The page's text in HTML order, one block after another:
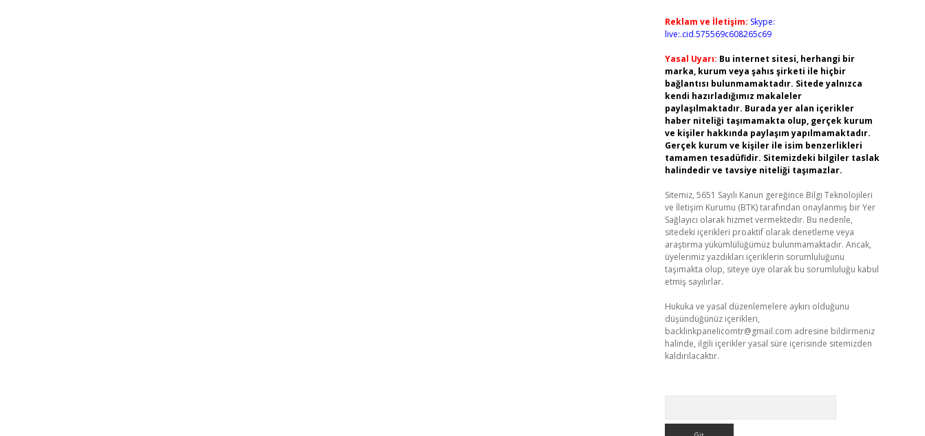
Reklam ve İletişim: Skype:
live:.cid.575569c608265c69
Yasal Uyarı: Bu internet sitesi, herhangi bir
marka, kurum veya şahıs şirketi ile hiçbir
bağlantısı bulunmamaktadır. Sitede yalnızca
kendi hazırladığımız makaleler
paylaşılmaktadır. Burada yer alan içerikler
haber niteliği taşımamakta olup, gerçek kurum
ve kişiler hakkında paylaşım yapılmamaktadır.
Gerçek kurum ve kişiler ile isim benzerlikleri
tamamen tesadüfidir. Sitemizdeki bilgiler taslak
halindedir ve tavsiye niteliği taşımazlar.
Sitemiz, 5651 Sayılı Kanun gereğince Bilgi Teknolojileri
ve İletişim Kurumu (BTK) tarafından onaylanmış bir Yer
Sağlayıcı olarak hizmet vermektedir. Bu nedenle,
sitedeki içerikleri proaktif olarak denetleme veya
araştırma yükümlülüğümüz bulunmamaktadır. Ancak,
üyelerimiz yazdıkları içeriklerin sorumluluğunu
taşımakta olup, siteye üye olarak bu sorumluluğu kabul
etmiş sayılırlar.
Hukuka ve yasal düzenlemelere aykırı olduğunu
düşündüğünüz içerikleri,
backlinkpanelicomtr@gmail.com adresine bildirmeniz
halinde, ilgili içerikler yasal süre içerisinde sitemizden
kaldırılacaktır.